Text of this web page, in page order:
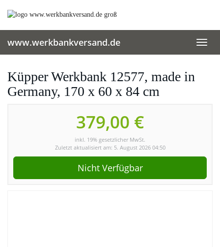
www.werkbankversand.de
Küpper Werkbank 12577, made in
Germany, 170 x 60 x 84 cm
379,00 €
inkl. 19% gesetzlicher MwSt.
Zuletzt aktualisiert am: 5. August 2026 04:50
Nicht Verfügbar